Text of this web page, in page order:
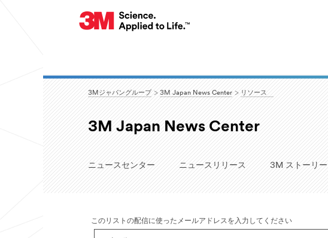
3Mジャパングループ 3M Japan News Center リソース
3M Japan News Center
ニュースセンター ニュースリリース 3M ストーリー
このリストの配信に使ったメールアドレスを入力してください